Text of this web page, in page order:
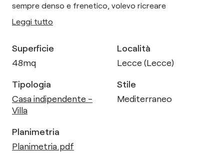
sempre denso e frenetico, volevo ricreare
Leggi tutto
Superficie
48mq
Località
Lecce (Lecce)
Tipologia
Casa indipendente -
Villa
Stile
Mediterraneo
Planimetria
Planimetria.pdf